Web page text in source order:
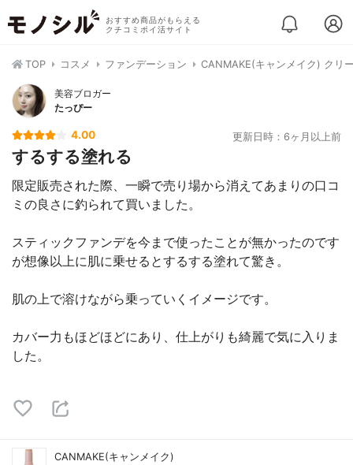
おすすめ商品がもらえる
クチコミポイ活サイト
TOP コスメ ファンデーション CANMAKE(キャンメイク) クリ
美容ブロガー
たっぴー
4.00 更新日時：6ヶ月以上前
するする塗れる
限定販売された際、一瞬で売り場から消えてあまりの口コ
ミの良さに釣られて買いました。
スティックファンデを今まで使ったことが無かったのです
が想像以上に肌に乗せるとするする塗れて驚き。
肌の上で溶けながら乗っていくイメージです。
カバー力もほどほどにあり、仕上がりも綺麗で気に入りま
した。
CANMAKE(キャンメイク)